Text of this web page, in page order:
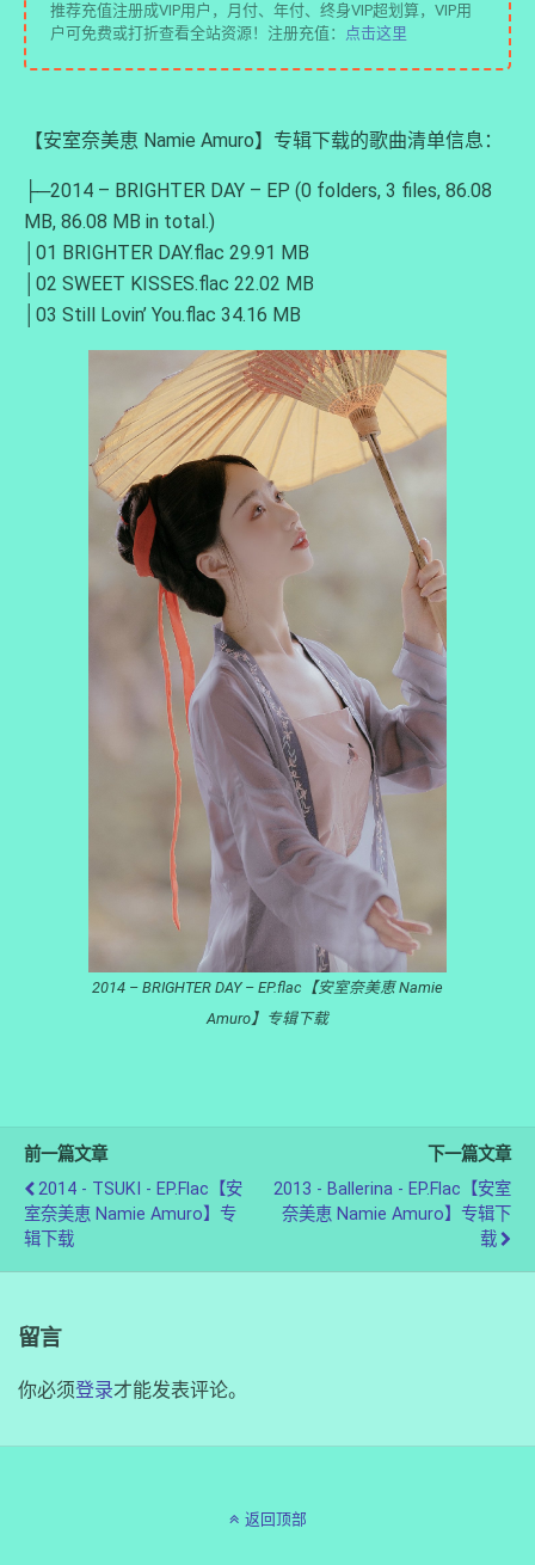
推荐充值注册成VIP用户，月付、年付、终身VIP超划算，VIP用
户可免费或打折查看全站资源！注册充值：
点击这里
【安室奈美恵 Namie Amuro】专辑下载的歌曲清单信息：
├─2014 – BRIGHTER DAY – EP (0 folders, 3 files, 86.08
MB, 86.08 MB in total.)
│01 BRIGHTER DAY.flac 29.91 MB
│02 SWEET KISSES.flac 22.02 MB
│03 Still Lovin’ You.flac 34.16 MB
2014 – BRIGHTER DAY – EP.flac【安室奈美恵 Namie
Amuro】专辑下载
前一篇文章
2014 - TSUKI - EP.flac【安
室奈美恵 Namie Amuro】专
辑下载
下一篇文章
2013 - Ballerina - EP.flac【安室
奈美恵 Namie Amuro】专辑下
载
留言
你必须登录才能发表评论。
返回顶部